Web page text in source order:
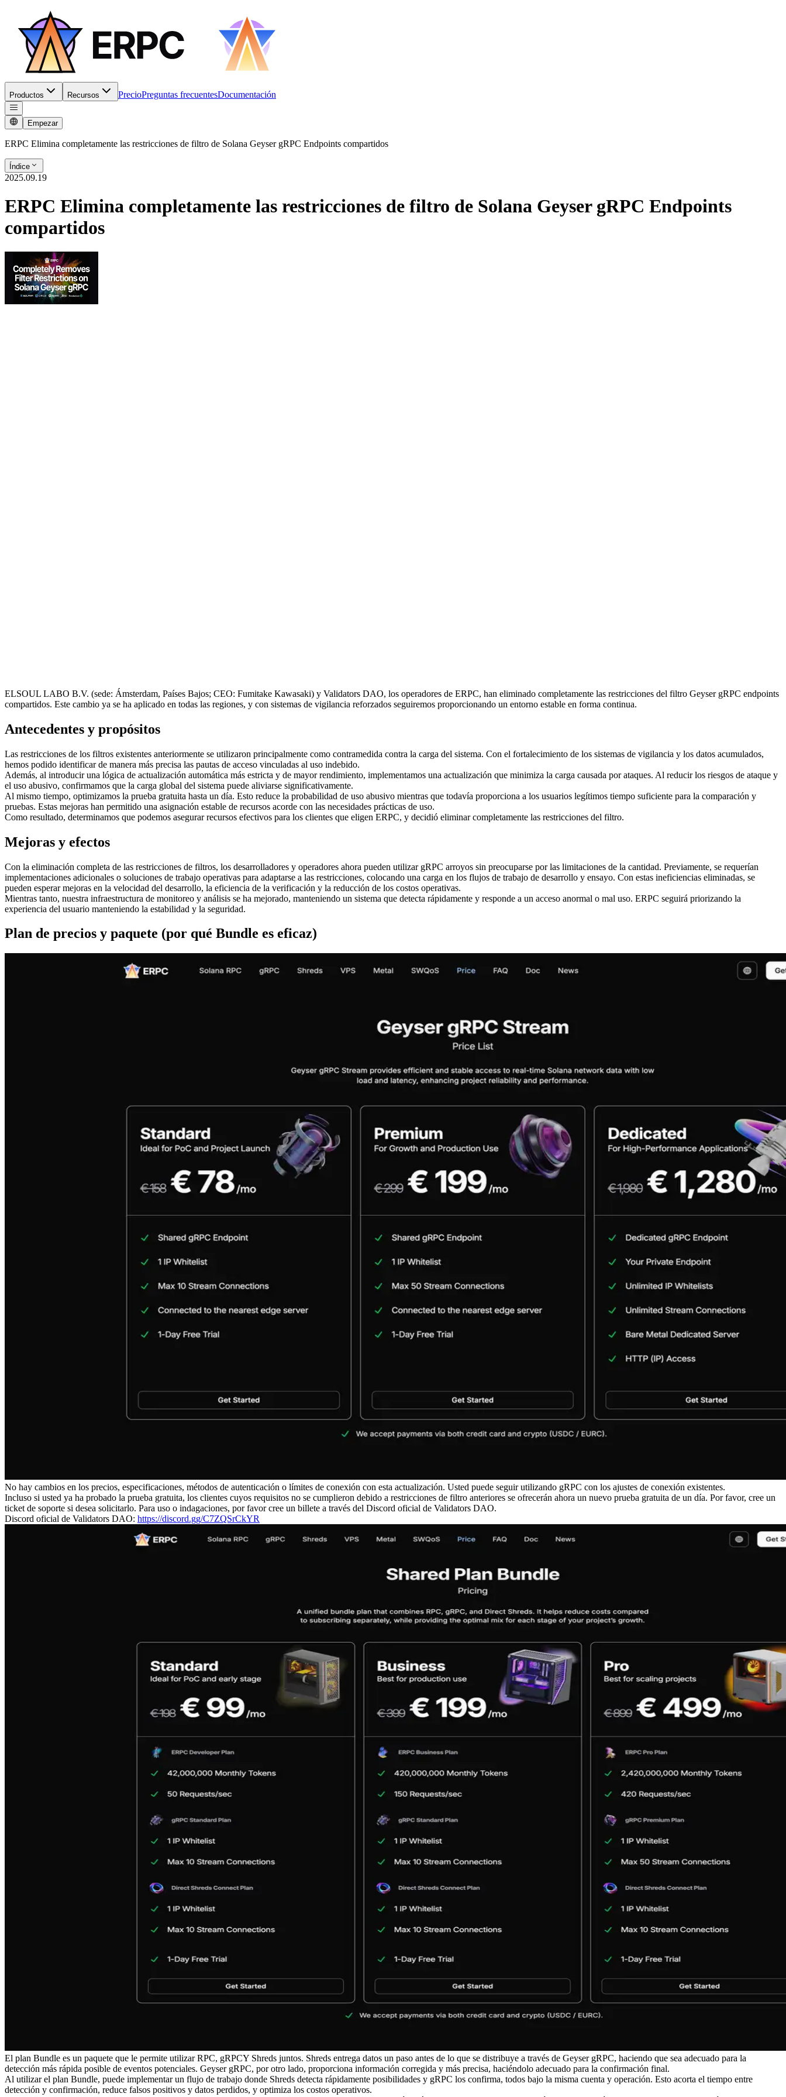
Productos Recursos PrecioPreguntas frecuentesDocumentación
Empezar
ERPC Elimina completamente las restricciones de filtro de Solana Geyser gRPC Endpoints compartidos
Índice
2025.09.19
ERPC Elimina completamente las restricciones de filtro de Solana Geyser gRPC Endpoints
compartidos
ELSOUL LABO B.V. (sede: Ámsterdam, Países Bajos; CEO: Fumitake Kawasaki) y Validators DAO, los operadores de ERPC, han eliminado completamente las restricciones del filtro Geyser gRPC endpoints
compartidos. Este cambio ya se ha aplicado en todas las regiones, y con sistemas de vigilancia reforzados seguiremos proporcionando un entorno estable en forma continua.
Antecedentes y propósitos
Las restricciones de los filtros existentes anteriormente se utilizaron principalmente como contramedida contra la carga del sistema. Con el fortalecimiento de los sistemas de vigilancia y los datos acumulados,
hemos podido identificar de manera más precisa las pautas de acceso vinculadas al uso indebido.
Además, al introducir una lógica de actualización automática más estricta y de mayor rendimiento, implementamos una actualización que minimiza la carga causada por ataques. Al reducir los riesgos de ataque y
el uso abusivo, confirmamos que la carga global del sistema puede aliviarse significativamente.
Al mismo tiempo, optimizamos la prueba gratuita hasta un día. Esto reduce la probabilidad de uso abusivo mientras que todavía proporciona a los usuarios legítimos tiempo suficiente para la comparación y
pruebas. Estas mejoras han permitido una asignación estable de recursos acorde con las necesidades prácticas de uso.
Como resultado, determinamos que podemos asegurar recursos efectivos para los clientes que eligen ERPC, y decidió eliminar completamente las restricciones del filtro.
Mejoras y efectos
Con la eliminación completa de las restricciones de filtros, los desarrolladores y operadores ahora pueden utilizar gRPC arroyos sin preocuparse por las limitaciones de la cantidad. Previamente, se requerían
implementaciones adicionales o soluciones de trabajo operativas para adaptarse a las restricciones, colocando una carga en los flujos de trabajo de desarrollo y ensayo. Con estas ineficiencias eliminadas, se
pueden esperar mejoras en la velocidad del desarrollo, la eficiencia de la verificación y la reducción de los costos operativas.
Mientras tanto, nuestra infraestructura de monitoreo y análisis se ha mejorado, manteniendo un sistema que detecta rápidamente y responde a un acceso anormal o mal uso. ERPC seguirá priorizando la
experiencia del usuario manteniendo la estabilidad y la seguridad.
Plan de precios y paquete (por qué Bundle es eficaz)
No hay cambios en los precios, especificaciones, métodos de autenticación o límites de conexión con esta actualización. Usted puede seguir utilizando gRPC con los ajustes de conexión existentes.
Incluso si usted ya ha probado la prueba gratuita, los clientes cuyos requisitos no se cumplieron debido a restricciones de filtro anteriores se ofrecerán ahora un nuevo prueba gratuita de un día. Por favor, cree un
ticket de soporte si desea solicitarlo. Para uso o indagaciones, por favor cree un billete a través del Discord oficial de Validators DAO.
Discord oficial de Validators DAO: https://discord.gg/C7ZQSrCkYR
El plan Bundle es un paquete que le permite utilizar RPC, gRPCY Shreds juntos. Shreds entrega datos un paso antes de lo que se distribuye a través de Geyser gRPC, haciendo que sea adecuado para la
detección más rápida posible de eventos potenciales. Geyser gRPC, por otro lado, proporciona información corregida y más precisa, haciéndolo adecuado para la confirmación final.
Al utilizar el plan Bundle, puede implementar un flujo de trabajo donde Shreds detecta rápidamente posibilidades y gRPC los confirma, todos bajo la misma cuenta y operación. Esto acorta el tiempo entre
detección y confirmación, reduce falsos positivos y datos perdidos, y optimiza los costos operativos.